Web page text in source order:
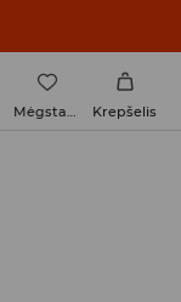
Mėgstamiausi Krepšelis